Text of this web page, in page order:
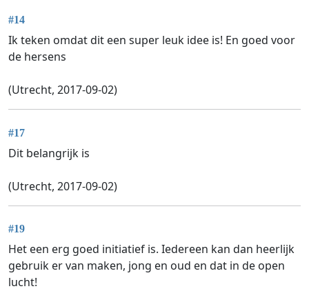
#14
Ik teken omdat dit een super leuk idee is! En goed voor
de hersens
(Utrecht, 2017-09-02)
#17
Dit belangrijk is
(Utrecht, 2017-09-02)
#19
Het een erg goed initiatief is. Iedereen kan dan heerlijk
gebruik er van maken, jong en oud en dat in de open
lucht!